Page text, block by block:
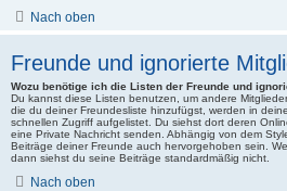
Nach oben
Freunde und ignorierte
Wozu benötige ich die Listen der Freunde und
Du kannst diese Listen benutzen, um andere
die du deiner Freundesliste hinzufügst, werden in
schnellen Zugriff aufgelistet. Du siehst dort deren
eine Private Nachricht senden. Abhängig von dem
Beiträge deiner Freunde auch hervorgehoben sein.
dann siehst du seine Beiträge standardmäßig nicht.
Nach oben